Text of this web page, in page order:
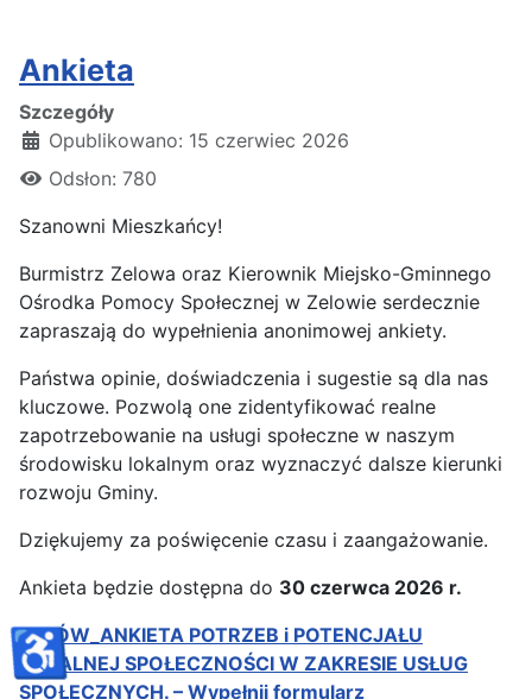
Ankieta
Szczegóły
Opublikowano: 15 czerwiec 2026
Odsłon: 780
Szanowni Mieszkańcy!
Burmistrz Zelowa oraz Kierownik Miejsko-Gminnego
Ośrodka Pomocy Społecznej w Zelowie serdecznie
zapraszają do wypełnienia anonimowej ankiety.
Państwa opinie, doświadczenia i sugestie są dla nas
kluczowe. Pozwolą one zidentyfikować realne
zapotrzebowanie na usługi społeczne w naszym
środowisku lokalnym oraz wyznaczyć dalsze kierunki
rozwoju Gminy.
Dziękujemy za poświęcenie czasu i zaangażowanie.
Ankieta będzie dostępna do 30 czerwca 2026 r.
ZELÓW_ANKIETA POTRZEB i POTENCJAŁU
LOKALNEJ SPOŁECZNOŚCI W ZAKRESIE USŁUG
SPOŁECZNYCH. – Wypełnij formularz